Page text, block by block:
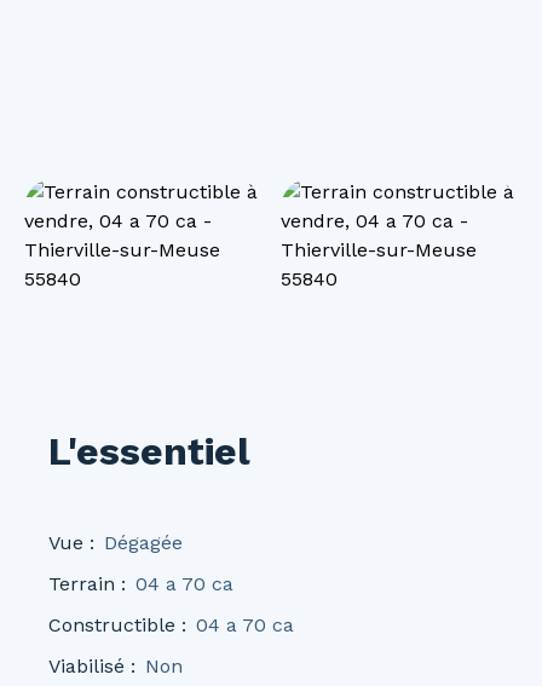
L'essentiel
Vue : Dégagée
Terrain : 04 a 70 ca
Constructible : 04 a 70 ca
Viabilisé : Non